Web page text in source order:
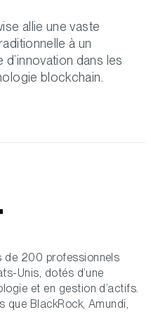
allie une vaste
à un
dans les
blockchain.
de 200 professionnels
Unis, dotés d’une
et en gestion d’actifs.
que BlackRock, Amundi,